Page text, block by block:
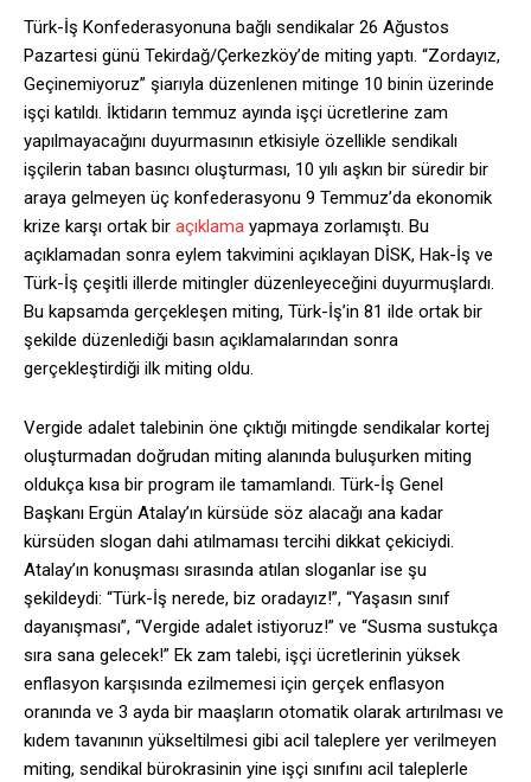
Türk-İş Konfederasyonuna bağlı sendikalar 26 Ağustos
Pazartesi günü Tekirdağ/Çerkezköy’de miting yaptı. “Zordayız,
Geçinemiyoruz” şiarıyla düzenlenen mitinge 10 binin üzerinde
işçi katıldı. İktidarın temmuz ayında işçi ücretlerine zam
yapılmayacağını duyurmasının etkisiyle özellikle sendikalı
işçilerin taban basıncı oluşturması, 10 yılı aşkın bir süredir bir
araya gelmeyen üç konfederasyonu 9 Temmuz’da ekonomik
krize karşı ortak bir açıklama yapmaya zorlamıştı. Bu
açıklamadan sonra eylem takvimini açıklayan DİSK, Hak-İş ve
Türk-İş çeşitli illerde mitingler düzenleyeceğini duyurmuşlardı.
Bu kapsamda gerçekleşen miting, Türk-İş’in 81 ilde ortak bir
şekilde düzenlediği basın açıklamalarından sonra
gerçekleştirdiği ilk miting oldu.
Vergide adalet talebinin öne çıktığı mitingde sendikalar kortej
oluşturmadan doğrudan miting alanında buluşurken miting
oldukça kısa bir program ile tamamlandı. Türk-İş Genel
Başkanı Ergün Atalay’ın kürsüde söz alacağı ana kadar
kürsüden slogan dahi atılmaması tercihi dikkat çekiciydi.
Atalay’ın konuşması sırasında atılan sloganlar ise şu
şekildeydi: “Türk-İş nerede, biz oradayız!”, “Yaşasın sınıf
dayanışması”, “Vergide adalet istiyoruz!” ve “Susma sustukça
sıra sana gelecek!” Ek zam talebi, işçi ücretlerinin yüksek
enflasyon karşısında ezilmemesi için gerçek enflasyon
oranında ve 3 ayda bir maaşların otomatik olarak artırılması ve
kıdem tavanının yükseltilmesi gibi acil taleplere yer verilmeyen
miting, sendikal bürokrasinin yine işçi sınıfını acil taleplerle